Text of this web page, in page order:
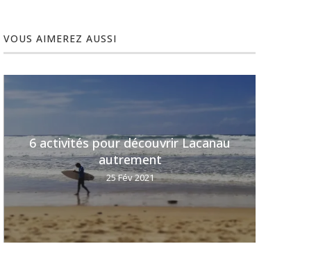
VOUS AIMEREZ AUSSI
6 activités pour découvrir Lacanau
autrement
25 Fév 2021